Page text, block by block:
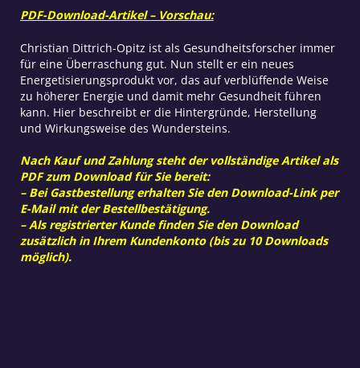
PDF-Download-Artikel – Vorschau:
Christian Dittrich-Opitz ist als Gesundheitsforscher immer
für eine Überraschung gut. Nun stellt er ein neues
Energetisierungsprodukt vor, das auf verblüffende Weise
zu höherer Energie und damit mehr Gesundheit führen
kann. Hier beschreibt er die Hintergründe, Herstellung
und Wirkungsweise des Wundersteins.
Nach Kauf und Zahlung steht der vollständige Artikel als
PDF zum Download für Sie bereit:
– Bei Gastbestellung erhalten Sie den Download-Link per
E-Mail mit der Bestellbestätigung.
– Als registrierter Kunde finden Sie den Download
zusätzlich in Ihrem Kundenkonto (bis zu 10 Downloads
möglich).